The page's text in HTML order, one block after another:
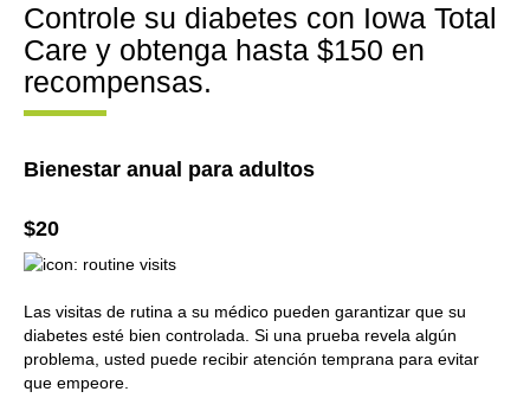
Controle su diabetes con Iowa Total
Care y obtenga hasta $150 en
recompensas.
Bienestar anual para adultos
$20
Las visitas de rutina a su médico pueden garantizar que su
diabetes esté bien controlada. Si una prueba revela algún
problema, usted puede recibir atención temprana para evitar
que empeore.